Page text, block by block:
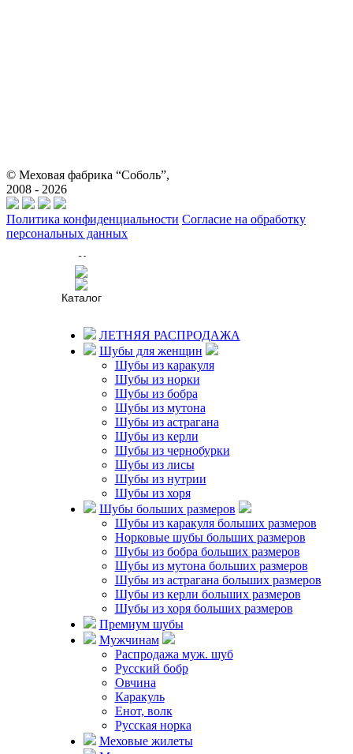
© Меховая фабрика “Соболь”,
2008 - 2026
Политика конфиденциальности Согласие на обработку
персональных данных
Каталог
Мужчинам
Женщинам
и оплата
Бесплатная
доставка
Рассрочка
Гарантии
Новости
фабрики
Контакты
Пошив на заказ
Пошив
Услуги ателье
Узнать размер
Адрес
Барнаул
ул. Малахова, 179
Павловский тракт, 299
пр-т Красноармейский,
пр-т Ленина, 150
пр-т Строителей, 26
Каталог
ЛЕТНЯЯ РАСПРОДАЖА
Шубы для женщин
Шубы из каракуля
Шубы из норки
Шубы из бобра
Шубы из мутона
Шубы из астрагана
Шубы из керли
Шубы из чернобурки
Шубы из лисы
Шубы из нутрии
Шубы из хоря
Шубы больших размеров
Шубы из каракуля больших размеров
Норковые шубы больших размеров
Шубы из бобра больших размеров
Шубы из мутона больших размеров
Шубы из астрагана больших размеров
Шубы из керли больших размеров
Шубы из хоря больших размеров
Премиум шубы
Мужчинам
Распродажа муж. шуб
Русский бобр
Овчина
Каракуль
Енот, волк
Русская норка
Меховые жилеты